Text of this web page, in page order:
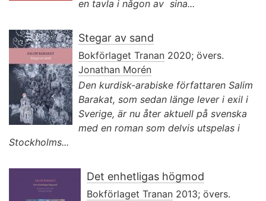
en tavla i någon av sina...
Stegar av sand
Bokförlaget Tranan 2020; övers.
Jonathan Morén
Den kurdisk-arabiske författaren Salim
Barakat, som sedan länge lever i exil i
Sverige, är nu åter aktuell på svenska
med en roman som delvis utspelas i
Stockholms...
Det enhetligas högmod
Bokförlaget Tranan 2013; övers.